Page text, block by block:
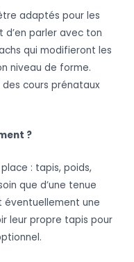
adaptés pour les
parler avec ton
qui modifieront les
niveau de forme.
cours prénataux
?
: tapis, poids,
que d’une tenue
éventuellement une
leur propre tapis pour